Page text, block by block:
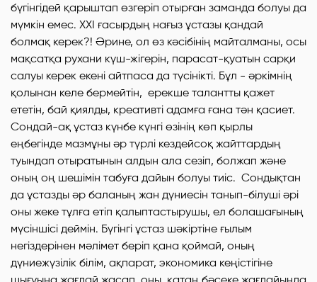
бүгінгідей қарыштап өзгеріп отырған заманда болуы да
мүмкін емес. ХХІ ғасырдың нағыз ұстазы қандай
болмақ керек?! Әрине, ол өз кәсібінің майталманы, осы
мақсатқа рухани күш-жігерін, парасат-қуатын сарқи
салуы керек екені айтпаса да түсінікті. Бұл - әркімнің
қолынан келе бермейтін, ерекше талантты қажет
ететін, бай қиялды, креативті адамға ғана тән қасиет.
Сондай-ақ ұстаз күнбе күнгі өзінің көп қырлы
еңбегінде мазмұны әр түрлі кездейсоқ жайттардың
туындап отыратынын алдын ала сезіп, болжап және
оның оң шешімін табуға дайын болуы тиіс. Сондықтан
да ұстазды әр баланың жан дүниесін танып-білуші әрі
оны жеке тұлға етіп қалыптастырушы, ел болашағының
мүсіншісі деймін. Бүгінгі ұстаз шәкіртіне ғылым
негіздерінен мәлімет беріп қана қоймай, оның
дүниежүзілік білім, ақпарат, экономика кеңістігіне